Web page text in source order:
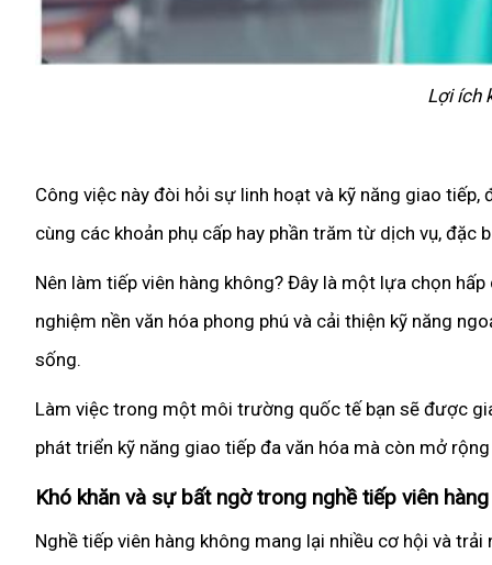
Lợi ích
Công việc này đòi hỏi sự linh hoạt và kỹ năng giao
cùng các khoản phụ cấp hay phần trăm từ dịch vụ, đặc
Nên làm tiếp viên hàng không? Đây là một lựa chọn
nghiệm nền văn hóa phong phú và cải thiện kỹ năng
sống.
Làm việc trong một môi trường quốc tế bạn sẽ được
phát triển kỹ năng giao tiếp đa văn hóa mà còn mở
Khó khăn và sự bất ngờ trong nghề tiếp viên
Nghề tiếp viên hàng không mang lại nhiều cơ hội và